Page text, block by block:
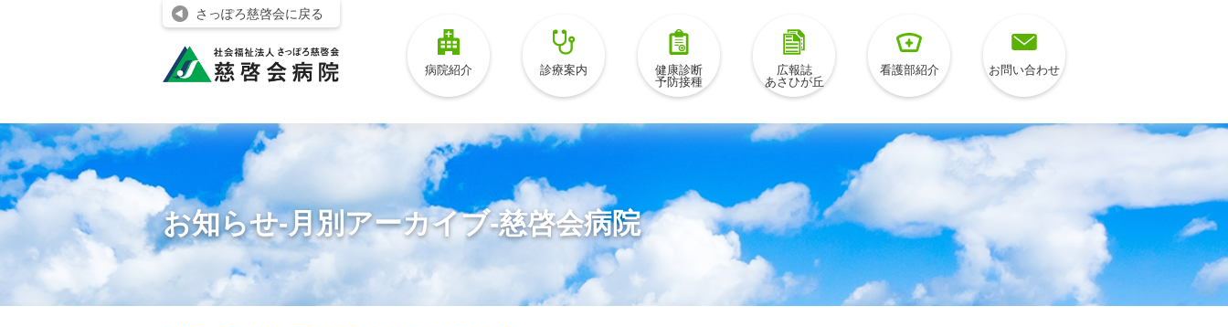
お知らせ-月別アーカイブ-慈啓会病院
さっぽろ慈啓会に戻る
病院紹介 診療案内
健康診断
予防接種
広報誌
あさひが丘
看護部紹介 お問い合わせ